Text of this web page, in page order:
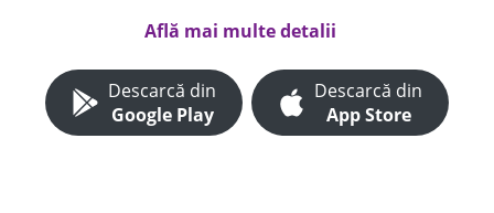
Află mai multe detalii
Descarcă din
Google Play
Descarcă din
App Store